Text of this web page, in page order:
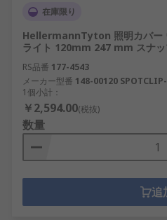
在庫限り
HellermannTyton 照明カバー
ライト 120mm 247 mm スナッ
RS品番 177-4543
メーカー型番 148-00120
1個小計：
￥2,594.00(税抜)
数量
追